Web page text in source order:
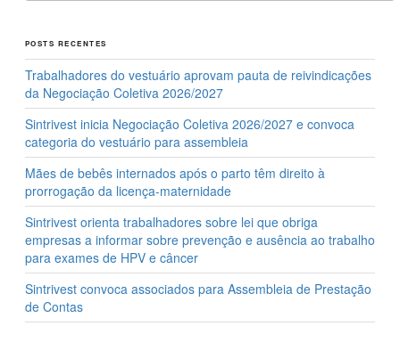
POSTS RECENTES
Trabalhadores do vestuário aprovam pauta de reivindicações
da Negociação Coletiva 2026/2027
Sintrivest inicia Negociação Coletiva 2026/2027 e convoca
categoria do vestuário para assembleia
Mães de bebês internados após o parto têm direito à
prorrogação da licença-maternidade
Sintrivest orienta trabalhadores sobre lei que obriga
empresas a informar sobre prevenção e ausência ao trabalho
para exames de HPV e câncer
Sintrivest convoca associados para Assembleia de Prestação
de Contas